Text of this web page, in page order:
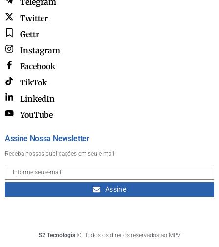
Twitter
Gettr
Instagram
Facebook
TikTok
LinkedIn
YouTube
Assine Nossa Newsletter
Receba nossas publicações em seu e-mail
Assine
S2 Tecnologia ©. Todos os direitos reservados ao MPV